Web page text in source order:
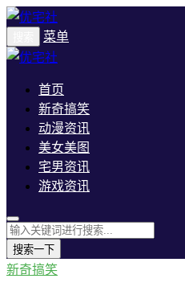
菜单
首页
新奇搞笑
动漫资讯
美女美图
宅男资讯
游戏资讯
搜索一下
新奇搞笑